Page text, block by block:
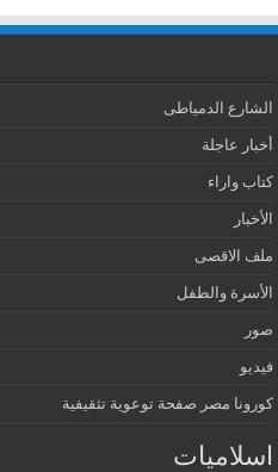
الشارع الدمياطى
أخبار عاجلة
كتاب واراء
الأخبار
ملف الاقصى
الأسرة والطفل
صور
فيديو
كورونا مصر صفحة توعوية تثقيفية
اسلاميات